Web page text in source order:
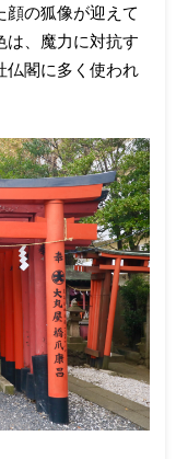
顔の狐像が迎えて
は、魔力に対抗す
仏閣に多く使われ